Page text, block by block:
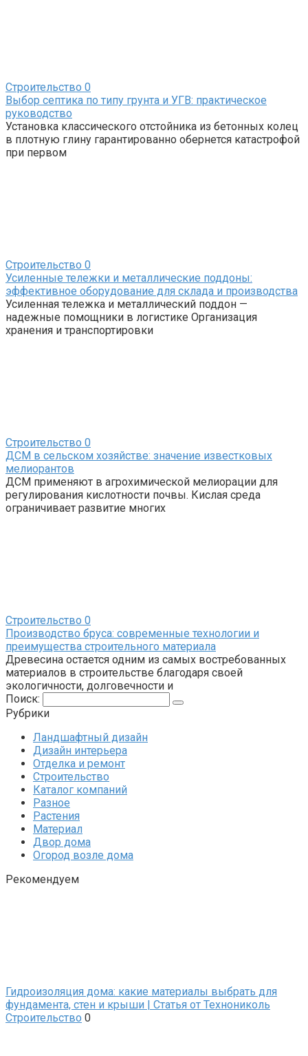
Строительство 0
Выбор септика по типу грунта и УГВ: практическое
руководство
Установка классического отстойника из бетонных колец
в плотную глину гарантированно обернется катастрофой
при первом
Строительство 0
Усиленные тележки и металлические поддоны:
эффективное оборудование для склада и производства
Усиленная тележка и металлический поддон —
надежные помощники в логистике Организация
хранения и транспортировки
Строительство 0
ДСМ в сельском хозяйстве: значение известковых
мелиорантов
ДСМ применяют в агрохимической мелиорации для
регулирования кислотности почвы. Кислая среда
ограничивает развитие многих
Строительство 0
Производство бруса: современные технологии и
преимущества строительного материала
Древесина остается одним из самых востребованных
материалов в строительстве благодаря своей
экологичности, долговечности и
Поиск:
Рубрики
Ландшафтный дизайн
Дизайн интерьера
Отделка и ремонт
Строительство
Каталог компаний
Разное
Растения
Материал
Двор дома
Огород возле дома
Рекомендуем
Гидроизоляция дома: какие материалы выбрать для
фундамента, стен и крыши | Статья от Технониколь
Строительство 0